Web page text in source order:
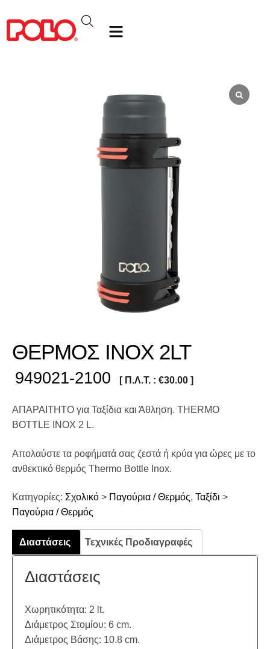
ΘΕΡΜΟΣ INOX 2LT
949021-2100 [ Π.Λ.Τ. : €30.00 ]
ΑΠΑΡΑΙΤΗΤΟ για Ταξίδια και Άθληση. THERMO
BOTTLE INOX 2 L.
Απολαύστε τα ροφήματά σας ζεστά ή κρύα για ώρες με το
ανθεκτικό θερμός Thermo Bottle Inox.
Κατηγορίες: Σχολικό > Παγούρια / Θερμός, Ταξίδι >
Παγούρια / Θερμός
Διαστάσεις Τεχνικές Προδιαγραφές
Διαστάσεις
Χωρητικότητα: 2 lt.
Διάμετρος Στομίου: 6 cm.
Διάμετρος Βάσης: 10.8 cm.